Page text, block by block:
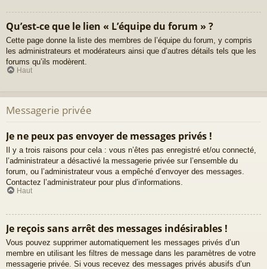
Qu’est-ce que le lien « L’équipe du forum » ?
Cette page donne la liste des membres de l’équipe du forum, y compris
les administrateurs et modérateurs ainsi que d’autres détails tels que les
forums qu’ils modèrent.
Haut
Messagerie privée
Je ne peux pas envoyer de messages privés !
Il y a trois raisons pour cela : vous n’êtes pas enregistré et/ou connecté,
l’administrateur a désactivé la messagerie privée sur l’ensemble du
forum, ou l’administrateur vous a empêché d’envoyer des messages.
Contactez l’administrateur pour plus d’informations.
Haut
Je reçois sans arrêt des messages indésirables !
Vous pouvez supprimer automatiquement les messages privés d’un
membre en utilisant les filtres de message dans les paramètres de votre
messagerie privée. Si vous recevez des messages privés abusifs d’un